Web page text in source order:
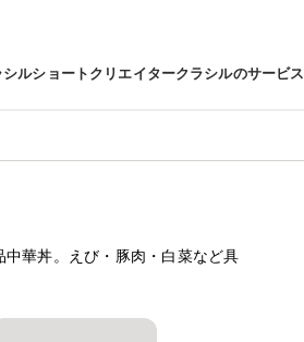
シルショートクリエイタークラシルのサービス
華丼。えび・豚肉・白菜など具